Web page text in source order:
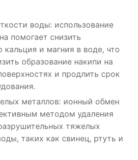
воды: использование
помогает снизить
кальция и магния в воде, что
образование накипи на
и продлить срок
металлов: ионный обмен
методом удаления
тяжелых
таких как свинец, ртуть и